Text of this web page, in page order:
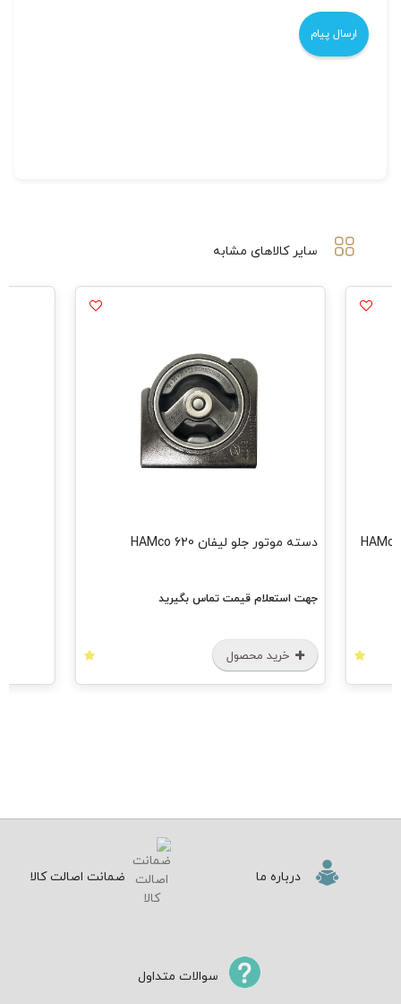
سایر کالاهای مشابه
دسته موتور جلو لیفان 620 HAMco
جهت استعلام قیمت تماس بگیرید
خرید محصول
درباره ما ضمانت اصالت کالا
سوالات متداول